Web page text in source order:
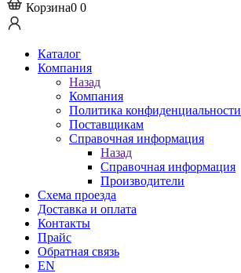
Корзина0 0
Каталог
Компания
Назад
Компания
Политика конфиденциальности
Поставщикам
Справочная информация
Назад
Справочная информация
Производители
Схема проезда
Доставка и оплата
Контакты
Прайс
Обратная связь
EN